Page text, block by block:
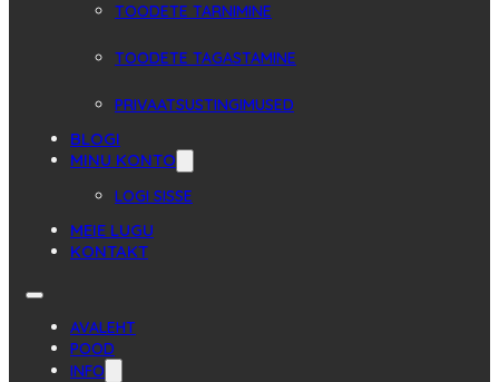
TOODETE TARNIMINE
TOODETE TAGASTAMINE
PRIVAATSUSTINGIMUSED
BLOGI
MINU KONTO
LOGI SISSE
MEIE LUGU
KONTAKT
AVALEHT
POOD
INFO